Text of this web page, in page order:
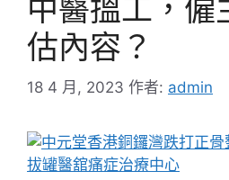
中醫搵工，僱
估內容？
18 4 月, 2023 作者: admin